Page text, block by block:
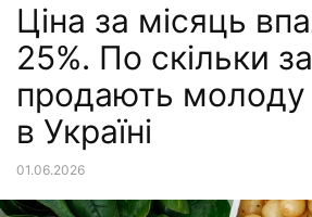
Ціна за місяць
25%. По скільки
продають
в Україні
01.06.2026